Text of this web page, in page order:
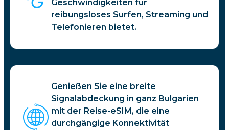
Geschwindigkeiten für
reibungsloses Surfen, Streaming und
Telefonieren bietet.
Genießen Sie eine breite
Signalabdeckung in ganz Bulgarien
mit der Reise-eSIM, die eine
durchgängige Konnektivität